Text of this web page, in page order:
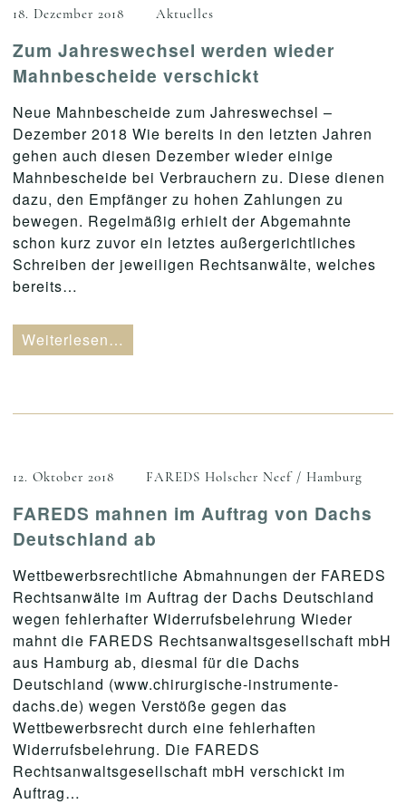
18. Dezember 2018 Aktuelles
Zum Jahreswechsel werden wieder
Mahnbescheide verschickt
Neue Mahnbescheide zum Jahreswechsel –
Dezember 2018 Wie bereits in den letzten Jahren
gehen auch diesen Dezember wieder einige
Mahnbescheide bei Verbrauchern zu. Diese dienen
dazu, den Empfänger zu hohen Zahlungen zu
bewegen. Regelmäßig erhielt der Abgemahnte
schon kurz zuvor ein letztes außergerichtliches
Schreiben der jeweiligen Rechtsanwälte, welches
bereits…
Weiterlesen…
12. Oktober 2018 FAREDS Holscher Neef / Hamburg
FAREDS mahnen im Auftrag von Dachs
Deutschland ab
Wettbewerbsrechtliche Abmahnungen der FAREDS
Rechtsanwälte im Auftrag der Dachs Deutschland
wegen fehlerhafter Widerrufsbelehrung Wieder
mahnt die FAREDS Rechtsanwaltsgesellschaft mbH
aus Hamburg ab, diesmal für die Dachs
Deutschland (www.chirurgische-instrumente-
dachs.de) wegen Verstöße gegen das
Wettbewerbsrecht durch eine fehlerhaften
Widerrufsbelehrung. Die FAREDS
Rechtsanwaltsgesellschaft mbH verschickt im
Auftrag…